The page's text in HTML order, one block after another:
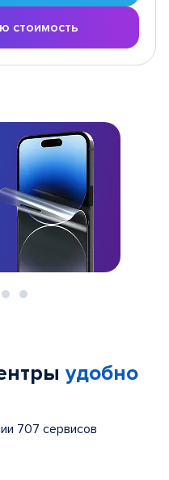
стоимость
удобно
707 сервисов